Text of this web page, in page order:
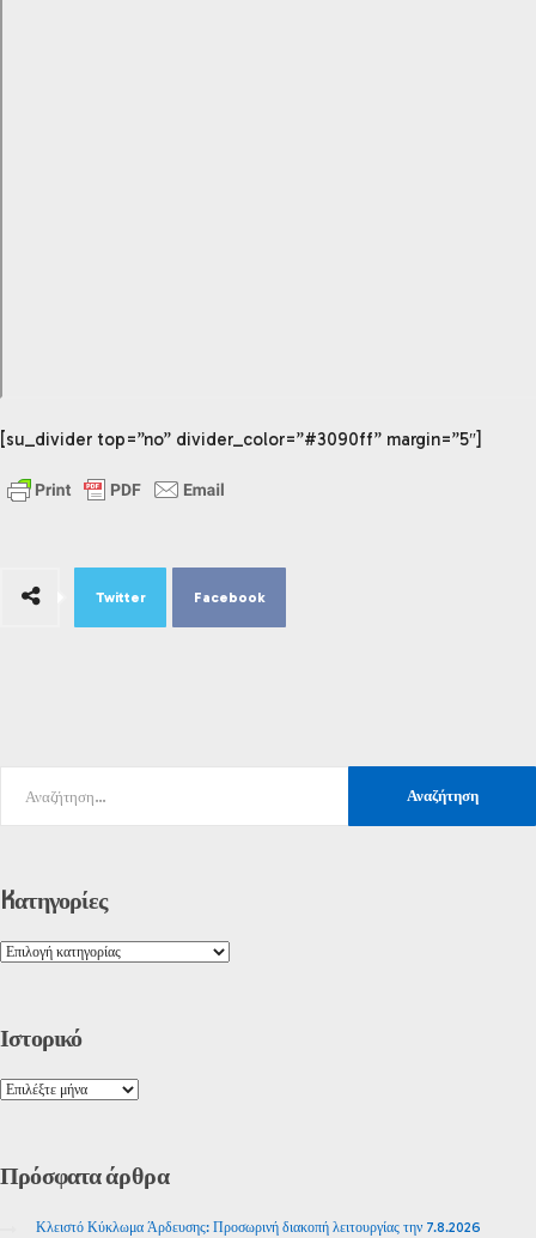
[su_divider top=”no” divider_color=”#3090ff” margin=”5″]
Twitter Facebook
Kατηγορίες
Ιστορικό
Πρόσφαταάρθρα
Κλειστό Κύκλωμα Άρδευσης: Προσωρινή διακοπή λειτουργίας την 7.8.2026